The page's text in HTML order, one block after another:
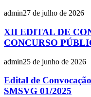
admin27 de julho de 2026
XII EDITAL DE
CONCURSO
admin25 de junho de 2026
Edital de
SMSVG 01/2025